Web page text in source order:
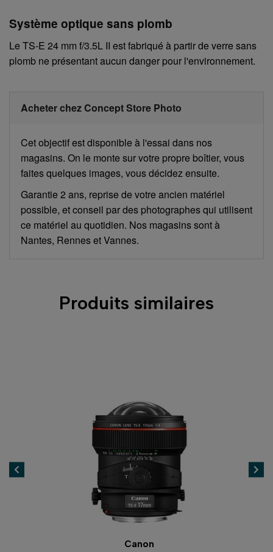
Système optique sans plomb
Le TS-E 24 mm f/3.5L II est fabriqué à partir de verre sans
plomb ne présentant aucun danger pour l'environnement.
Acheter chez Concept Store Photo
Cet objectif est disponible à l'essai dans nos
magasins. On le monte sur votre propre boîtier, vous
faites quelques images, vous décidez ensuite.
Garantie 2 ans, reprise de votre ancien matériel
possible, et conseil par des photographes qui utilisent
ce matériel au quotidien. Nos magasins sont à
Nantes, Rennes et Vannes.
Produits similaires
Canon